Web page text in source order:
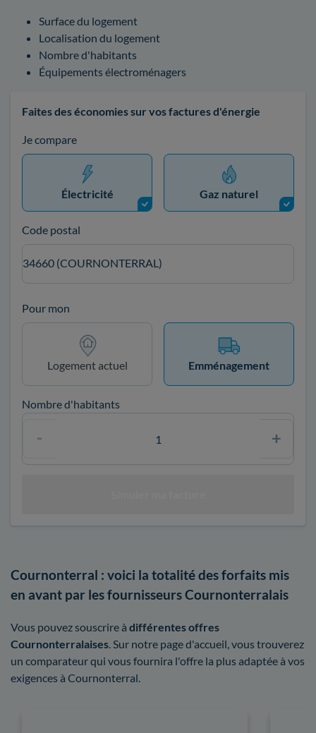
Surface du logement
Localisation du logement
Nombre d'habitants
Équipements électroménagers
Faites des économies sur vos factures d'énergie
Je compare
Électricité Gaz naturel
Code postal
34660 (COURNONTERRAL)
Pour mon
Logement actuel Emménagement
Nombre d'habitants
Cournonterral : voici la totalité des forfaits mis
en avant par les fournisseurs Cournonterralais
Vous pouvez souscrire à différentes offres
Cournonterralaises . Sur notre page d'accueil, vous trouverez
un comparateur qui vous fournira l'offre la plus adaptée à vos
exigences à Cournonterral.